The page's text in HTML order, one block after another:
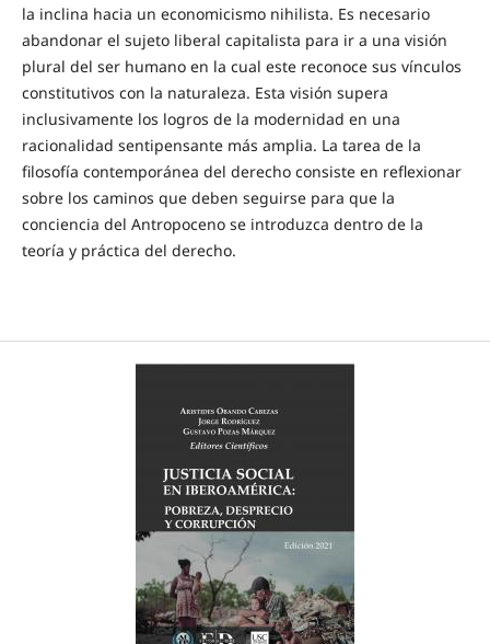
la inclina hacia un economicismo nihilista. Es necesario
abandonar el sujeto liberal capitalista para ir a una visión
plural del ser humano en la cual este reconoce sus vínculos
constitutivos con la naturaleza. Esta visión supera
inclusivamente los logros de la modernidad en una
racionalidad sentipensante más amplia. La tarea de la
filosofía contemporánea del derecho consiste en reflexionar
sobre los caminos que deben seguirse para que la
conciencia del Antropoceno se introduzca dentro de la
teoría y práctica del derecho.